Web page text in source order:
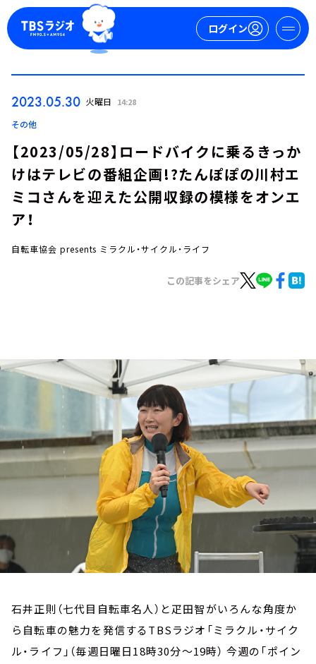
ログイン
今日の番組表
YouTube
会社情報
2023.05.30 火曜日 14:28
その他
【2023/05/28】ロードバイクに乗るきっか
けはテレビの番組企画!?たんぽぽの川村エ
ミコさんを迎えた公開収録の模様をオンエ
ア！
自転車協会 presents ミラクル・サイクル・ライフ
この記事をシェア
石井正則（七代目自転車名人）と疋田智がいろんな角度か
ら自転車の魅力を発信するTBSラジオ「ミラクル・サイク
ル・ライフ」（毎週日曜日18時30分～19時） 今週の「ポイン